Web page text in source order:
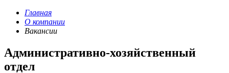
Главная
О компании
Вакансии
Административно-хозяйственный
отдел